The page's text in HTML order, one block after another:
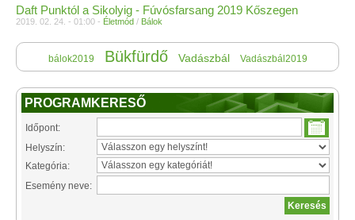
Daft Punktól a Sikolyig - Fúvósfarsang 2019 Kőszegen
2019. 02. 24. - 01:00 - Életmód / Bálok
bálok2019 Bükfürdő Vadászbál Vadászbál2019
PROGRAMKERESŐ
Időpont:
Helyszín:
Kategória:
Esemény neve: